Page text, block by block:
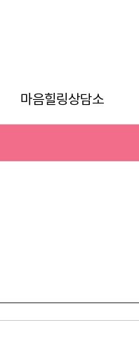
마음힐링상담소